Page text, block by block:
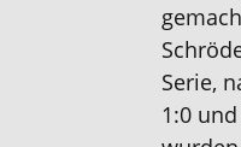
Serie,
1:0